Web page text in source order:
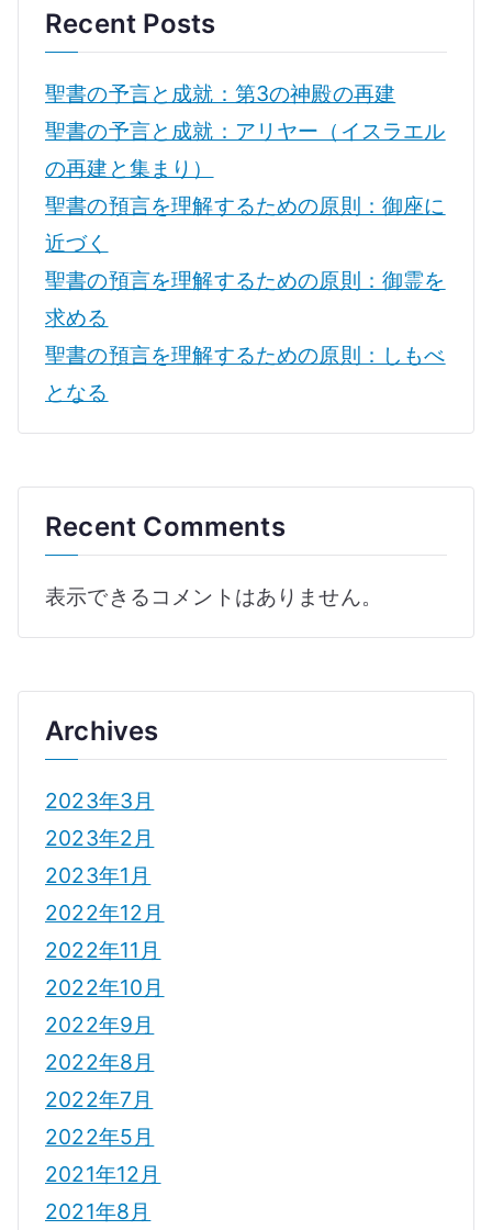
Recent Posts
聖書の予言と成就：第3の神殿の再建
聖書の予言と成就：アリヤー（イスラエル
の再建と集まり）
聖書の預言を理解するための原則：御座に
近づく
聖書の預言を理解するための原則：御霊を
求める
聖書の預言を理解するための原則：しもべ
となる
Recent Comments
表示できるコメントはありません。
Archives
2023年3月
2023年2月
2023年1月
2022年12月
2022年11月
2022年10月
2022年9月
2022年8月
2022年7月
2022年5月
2021年12月
2021年8月